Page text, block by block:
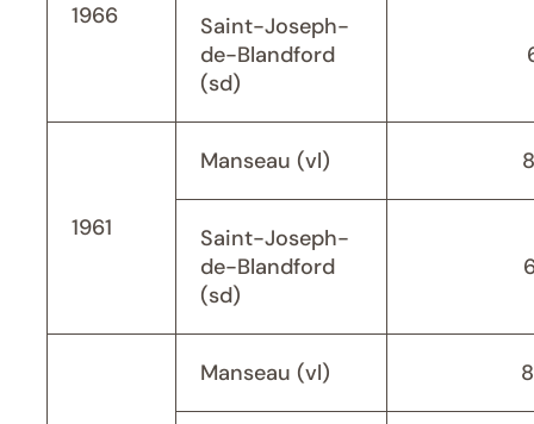
1966
Saint-Joseph-
de-Blandford
(sd)
1961
Manseau (vl)
Saint-Joseph-
de-Blandford
(sd)
Manseau (vl)